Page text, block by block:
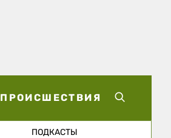
ПРОИСШЕСТВИЯ
ПОДКАСТЫ